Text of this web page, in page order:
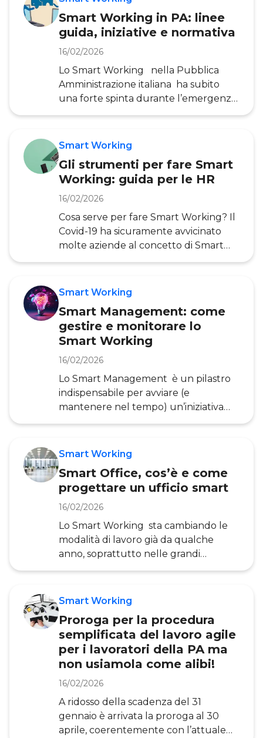
aumento già prima del 2020,
soprattutto nelle grandi imprese
provate. Ma qual è la situazione
attuale? Se da un lato le aziende
private stanno sperimentando il giusto
modello riguardo al numero di
Smart Working in PA: linee
guida, iniziative e normativa
16/02/2026
Lo Smart Working nella Pubblica
Amministrazione italiana ha subito
una forte spinta durante l’emergenza
sanitaria. Diversi sono i provvedimenti
PA a potenziare il ricorso allo Smart
procedure di acquisto di dotazioni
informatiche. Questa esperienza ha
sicuramente portato numerosi
benefici per le Pubbliche
Amministrazioni in termini di
miglioramento delle competenze
Smart Working
Gli strumenti per fare Smart
Working: guida per le HR
16/02/2026
Cosa serve per fare Smart Working? Il
Covid-19 ha sicuramente avvicinato
molte aziende al concetto di Smart
Working ma, in realtà, in molti casi
una forma di lavoro da remoto
scontato che “fare Smart Working”
consista solo nel lavorare dalla propria
abitazione. In realtà si tratta di un
connubio ben più complesso di
tecnologie, competenze e
trasformazioni organizzative. Nel
proseguo dell’articolo quindi quali
Smart Working
Smart Management: come
gestire e monitorare lo
Smart Working
16/02/2026
Lo Smart Management è un pilastro
indispensabile per avviare (e
mantenere nel tempo) un’iniziativa
di Smart Working . “Lavoro Agile ”non
mansioni da casa o usare tecnologie di
Significa dare alle persone autonomia
e fiducia nello svolgimento delle loro
attività a fronte di una maggiore
responsabilizzazione su obiettivi e
risultati: un’opportunità
di miglioramento per le azi
Smart Working
Smart Office, cos’è e come
progettare un ufficio smart
16/02/2026
Lo Smart Working sta cambiando le
modalità di lavoro già da qualche
anno, soprattutto nelle grandi
aziende. Fare Smart Working non
ma anche ripensare gli spazi della
dipendenti. In altre parole, occorre
un’evoluzione dell’ufficio
tradizionale verso uno Smart Office
per lavorare in modo realmente smart.
In questo articolo, curato
dall’Osservatorio Smart Working de
Smart Working
Proroga per la procedura
semplificata del lavoro agile
per i lavoratori della PA ma
non usiamola come alibi!
16/02/2026
A ridosso della scadenza del 31
gennaio è arrivata la proroga al 30
aprile, coerentemente con l’attuale